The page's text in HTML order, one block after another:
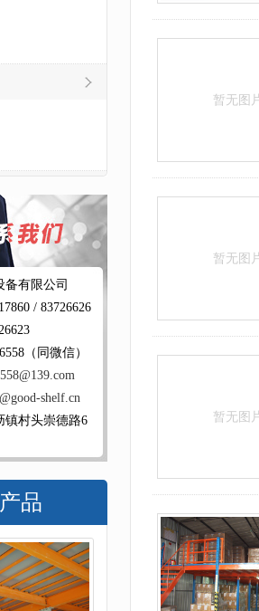
备有限公司
/ 83726626
（同微信）
shelf.cn
镇村头崇德路6
品
货架
暂无图
暂无图
暂无图